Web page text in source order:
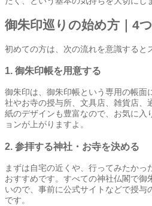
御朱印巡りの始め方｜4
初めての方は、次の流れを意識すると
1. 御朱印帳を用意する
御朱印は、御朱印帳という専用の帳面
社やお寺の授与所、文具店、雑貨店、
紙のデザインも豊富なので、お気に入
ョンが上がりますよ。
2. 参拝する神社・お寺を決める
まずは自宅の近くや、行ってみたか
おすすめです。すべての神社仏閣で御
いので、事前に公式サイトなどで授与
です。